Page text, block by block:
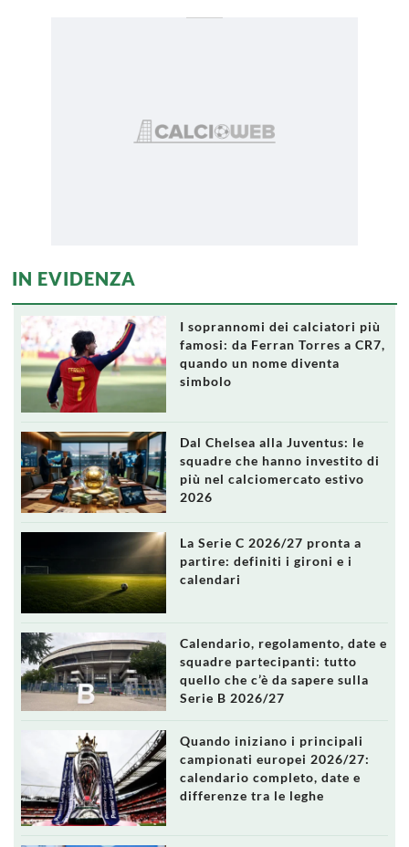
IN EVIDENZA
I soprannomi dei calciatori più
famosi: da Ferran Torres a CR7,
quando un nome diventa
simbolo
Dal Chelsea alla Juventus: le
squadre che hanno investito di
più nel calciomercato estivo
2026
La Serie C 2026/27 pronta a
partire: definiti i gironi e i
calendari
Calendario, regolamento, date e
squadre partecipanti: tutto
quello che c’è da sapere sulla
Serie B 2026/27
Quando iniziano i principali
campionati europei 2026/27:
calendario completo, date e
differenze tra le leghe